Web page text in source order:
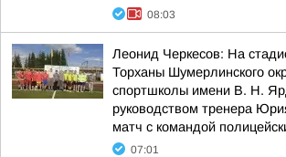
08:03
Леонид Черкесов: На
Торханы Шумерлинского
спортшколы имени В. Н.
руководством тренера
матч с командой
07:01